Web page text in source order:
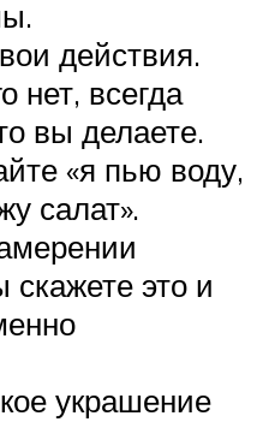
действия.
нет, всегда
вы делаете.
«я пью воду,
салат».
скажете это и
украшение